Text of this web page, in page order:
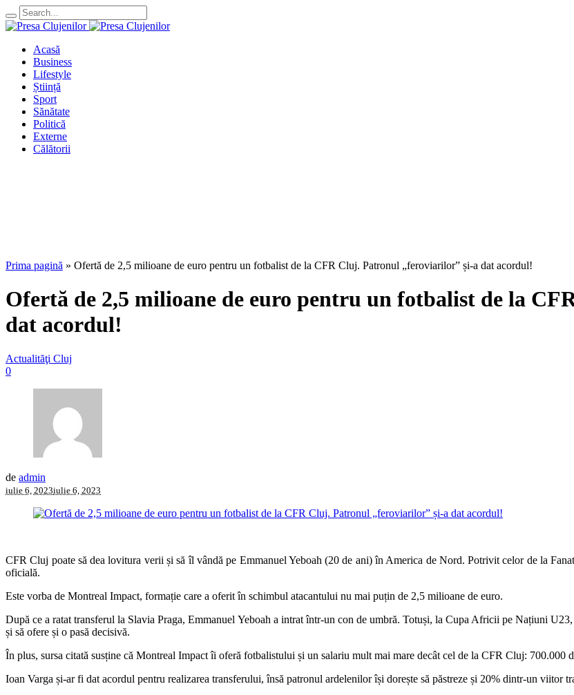
Acasă
Business
Lifestyle
Știință
Sport
Sănătate
Politică
Externe
Călătorii
Prima pagină » Ofertă de 2,5 milioane de euro pentru un fotbalist de la CFR Cluj. Patronul „feroviarilor” și-a dat acordul!
Ofertă de 2,5 milioane de euro pentru un fotbalist de la
dat acordul!
Actualităţi Cluj
0
de admin
iulie 6, 2023iulie 6, 2023
CFR Cluj poate să dea lovitura verii și să îl vândă pe Emmanuel Yeboah (20 de ani) în America de Nord. Potrivit celor de la
oficială.
Este vorba de Montreal Impact, formație care a oferit în schimbul atacantului nu mai puțin de 2,5 milioane de euro.
După ce a ratat transferul la Slavia Praga, Emmanuel Yeboah a intrat într-un con de umbră. Totuși, la Cupa Africii pe Națiuni
și să ofere și o pasă decisivă.
În plus, sursa citată susține că Montreal Impact îi oferă fotbalistului și un salariu mult mai mare decât cel de la CFR Cluj: 700.000
Ioan Varga și-ar fi dat acordul pentru realizarea transferului, însă patronul ardelenilor își dorește să păstreze și 20% dintr-un viitor